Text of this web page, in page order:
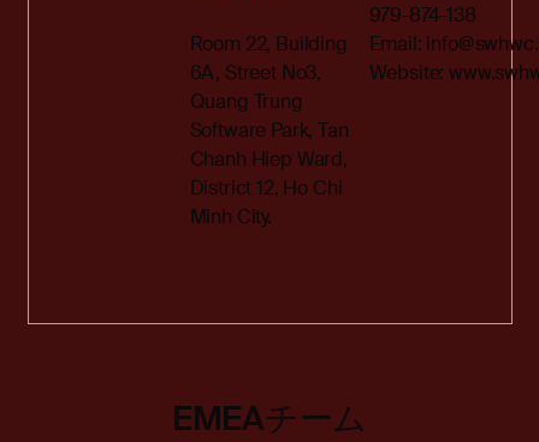
Room 22, Building
6A, Street No3,
Quang Trung
Software Park, Tan
Chanh Hiep Ward,
District 12, Ho Chi
Minh City.
979-874-138
Email:
Website:
EMEAチーム